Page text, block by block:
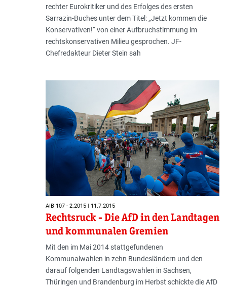
rechter Eurokritiker und des Erfolges des ersten
Sarrazin-Buches unter dem Titel: „Jetzt kommen die
Konservativen!“ von einer Aufbruchstimmung im
rechtskonservativen Milieu gesprochen. JF-
Chefredakteur Dieter Stein sah
AIB 107 - 2.2015 | 11.7.2015
Rechtsruck - Die AfD in den Landtagen
und kommunalen Gremien
Mit den im Mai 2014 stattgefundenen
Kommunalwahlen in zehn Bundesländern und den
darauf folgenden Landtagswahlen in Sachsen,
Thüringen und Brandenburg im Herbst schickte die AfD